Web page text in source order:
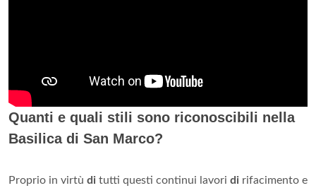
Quanti e quali stili sono riconoscibili nella
Basilica di San Marco?
Proprio in virtù di tutti questi continui lavori di rifacimento e